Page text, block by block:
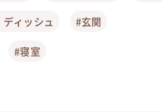
ディッシュ #玄関
#寝室